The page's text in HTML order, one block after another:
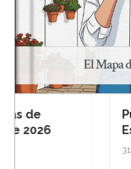
Publicaciones
España del 30 de